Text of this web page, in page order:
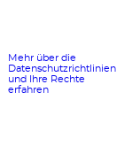
Mehr über die
Datenschutzrichtlinien
und Ihre Rechte
erfahren